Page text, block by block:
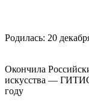
Родилась: 20
Окончила
искусства —
году